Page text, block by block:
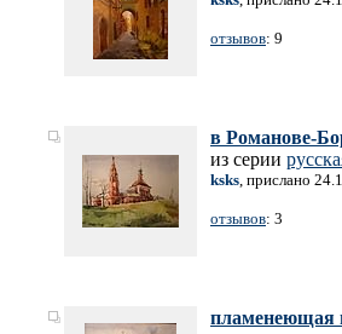
отзывов: 9
в Романове-
из серии
ksks, прислано
отзывов: 3
пламенеющая